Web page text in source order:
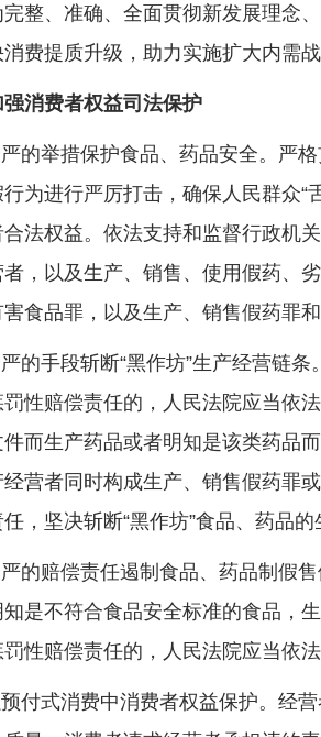
整、准确、全面贯彻新发展理念
费提质升级，助力实施扩大内需
费者权益司法保护
举措保护食品、药品安全。严格
为进行严厉打击，确保人民群众“
法权益。依法支持和监督行政机
，以及生产、销售、使用假药、
食品罪，以及生产、销售假药罪
手段斩断“黑作坊”生产经营链条
性赔偿责任的，人民法院应当依
而生产药品或者明知是该类药品
营者同时构成生产、销售假药罪
，坚决斩断“黑作坊”食品、药品
赔偿责任遏制食品、药品制假售
是不符合食品安全标准的食品，
性赔偿责任的，人民法院应当依
式消费中消费者权益保护。经营